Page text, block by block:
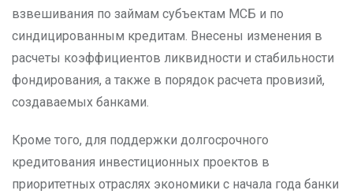
взвешивания по займам субъектам МСБ и по
синдицированным кредитам. Внесены изменения в
расчеты коэффициентов ликвидности и стабильности
фондирования, а также в порядок расчета провизий,
создаваемых банками.
Кроме того, для поддержки долгосрочного
кредитования инвестиционных проектов в
приоритетных отраслях экономики с начала года банки